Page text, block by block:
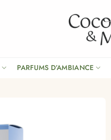
PARFUMS D’AMBIANCE